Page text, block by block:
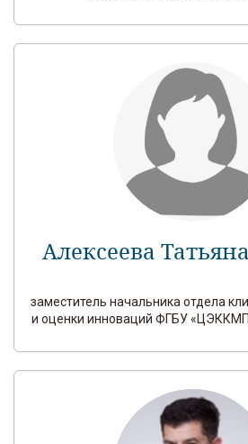
Алексеева
заместитель начальника отдела
и оценки инноваций ФГБУ